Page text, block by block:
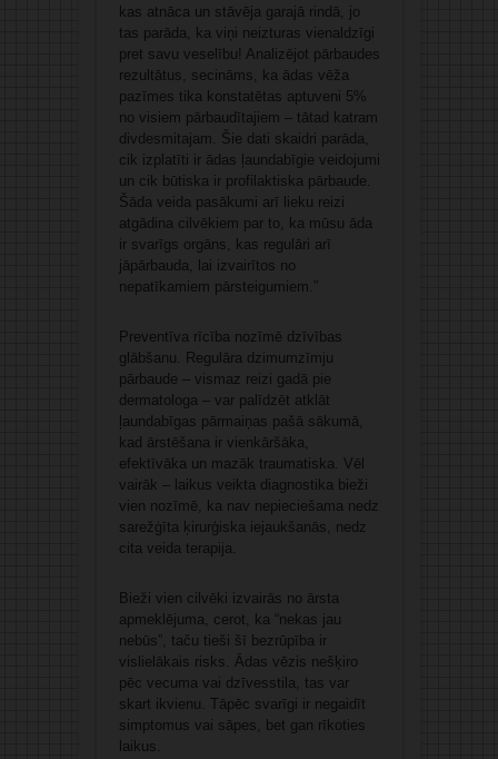
kas atnāca un stāvēja garajā rindā, jo
tas parāda, ka viņi neizturas vienaldzīgi
pret savu veselību! Analizējot pārbaudes
rezultātus, secināms, ka ādas vēža
pazīmes tika konstatētas aptuveni 5%
no visiem pārbaudītajiem – tātad katram
divdesmitajam. Šie dati skaidri parāda,
cik izplatīti ir ādas ļaundabīgie veidojumi
un cik būtiska ir profilaktiska pārbaude.
Šāda veida pasākumi arī lieku reizi
atgādina cilvēkiem par to, ka mūsu āda
ir svarīgs orgāns, kas regulāri arī
jāpārbauda, lai izvairītos no
nepatīkamiem pārsteigumiem.”
Preventīva rīcība nozīmē dzīvības
glābšanu. Regulāra dzimumzīmju
pārbaude – vismaz reizi gadā pie
dermatologa – var palīdzēt atklāt
ļaundabīgas pārmaiņas pašā sākumā,
kad ārstēšana ir vienkāršāka,
efektīvāka un mazāk traumatiska. Vēl
vairāk – laikus veikta diagnostika bieži
vien nozīmē, ka nav nepieciešama nedz
sarežģīta ķirurģiska iejaukšanās, nedz
cita veida terapija.
Bieži vien cilvēki izvairās no ārsta
apmeklējuma, cerot, ka “nekas jau
nebūs”, taču tieši šī bezrūpība ir
vislielākais risks. Ādas vēzis nešķiro
pēc vecuma vai dzīvesstila, tas var
skart ikvienu. Tāpēc svarīgi ir negaidīt
simptomus vai sāpes, bet gan rīkoties
laikus.